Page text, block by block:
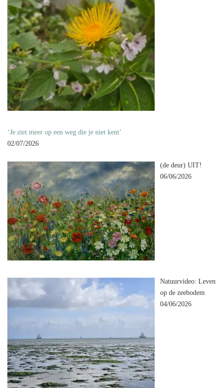
‘Je ziet meer op een weg die je niet kent’
02/07/2026
(de deur) UIT!
06/06/2026
Natuurvideo: Leven
op de zeebodem
04/06/2026